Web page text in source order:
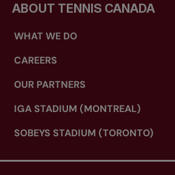
ABOUT TENNIS CANADA
WHAT WE DO
CAREERS
OUR PARTNERS
IGA STADIUM (MONTREAL)
SOBEYS STADIUM (TORONTO)